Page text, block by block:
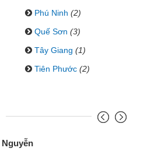
Phú Ninh (2)
Quế Sơn (3)
Tây Giang (1)
Tiên Phước (2)